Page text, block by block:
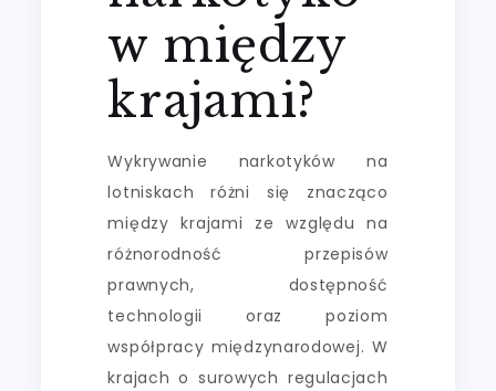
w między
krajami?
Wykrywanie narkotyków na
lotniskach różni się znacząco
między krajami ze względu na
różnorodność przepisów
prawnych, dostępność
technologii oraz poziom
współpracy międzynarodowej. W
krajach o surowych regulacjach